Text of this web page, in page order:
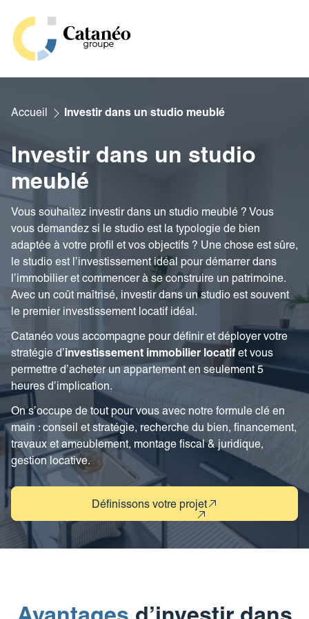
contenu
Notre méthode
Nos annonces
Nos réalisations
Où investir ?
Villefranche
Mâcon
Depuis l’étranger
Notre expertise
Calculez votre budget travaux
Nos offres de gestion
Nos biens à louer
Vente
Notre accompagnement
Nos biens à la vente
Notre groupe
Notre équipe
Nous rejoindre
Revue de presse
Nos coordonnées
Actualités & conseils
Glossaire immobilier
FAQ
Nos simulateurs
Cahier des charges
Dossier d’investissement type
Estimez votre bien
Impôt sur la plus-value
Calculez votre budget travaux
Le tableau d’amortissement
bancaire
Découvrir votre profil investisseur
Guide des projets urbains
Accueil Investir dans un studio meublé
Investir dans un studio
meublé
Vous souhaitez investir dans un studio meublé ? Vous
vous demandez si le studio est la typologie de bien
adaptée à votre profil et vos objectifs ? Une chose est sûre,
le studio est l’investissement idéal pour démarrer dans
l’immobilier et commencer à se construire un patrimoine.
Avec un coût maîtrisé, investir dans un studio est souvent
le premier investissement locatif idéal.
Catanéo vous accompagne pour définir et déployer votre
stratégie d’investissement immobilier locatif et vous
permettre d’acheter un appartement en seulement 5
heures d’implication.
On s’occupe de tout pour vous avec notre formule clé en
main : conseil et stratégie, recherche du bien, financement,
travaux et ameublement, montage fiscal & juridique,
gestion locative.
Définissons votre projet